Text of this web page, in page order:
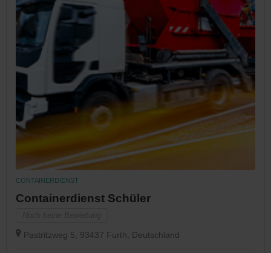
CONTAINERDIENST
Containerdienst Schüler
Pastritzweg 5, 93437 Furth, Deutschland